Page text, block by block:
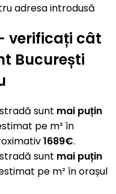
adresa introdusă
verificați cât
București
sunt mai puțin
pe m² în
1689€.
sunt mai puțin
pe m² în orașul